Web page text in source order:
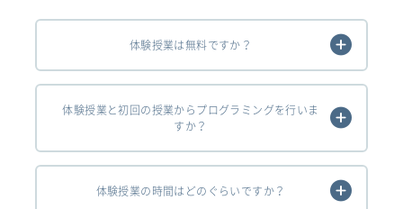
体験授業は無料ですか？
体験授業と初回の授業からプログラミングを行いま
すか？
体験授業の時間はどのぐらいですか？